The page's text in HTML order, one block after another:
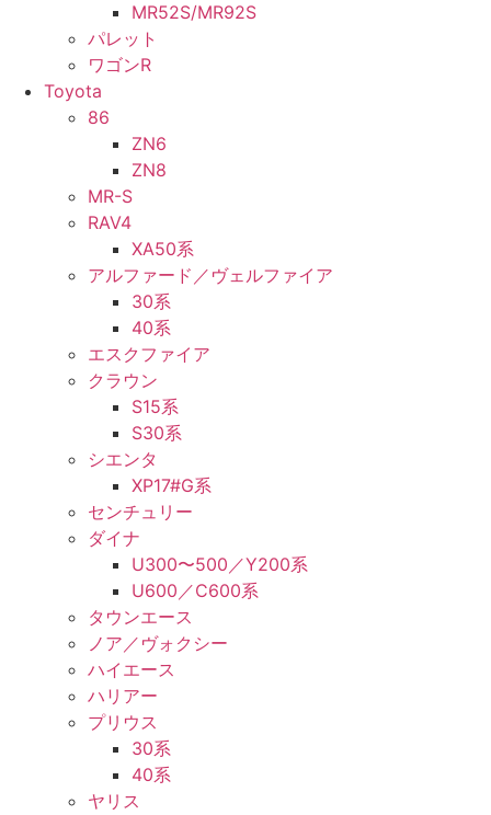
MR52S/MR92S
パレット
ワゴンR
Toyota
86
ZN6
ZN8
MR-S
RAV4
XA50系
アルファード／ヴェルファイア
30系
40系
エスクファイア
クラウン
S15系
S30系
シエンタ
XP17#G系
センチュリー
ダイナ
U300〜500／Y200系
U600／C600系
タウンエース
ノア／ヴォクシー
ハイエース
ハリアー
プリウス
30系
40系
ヤリス